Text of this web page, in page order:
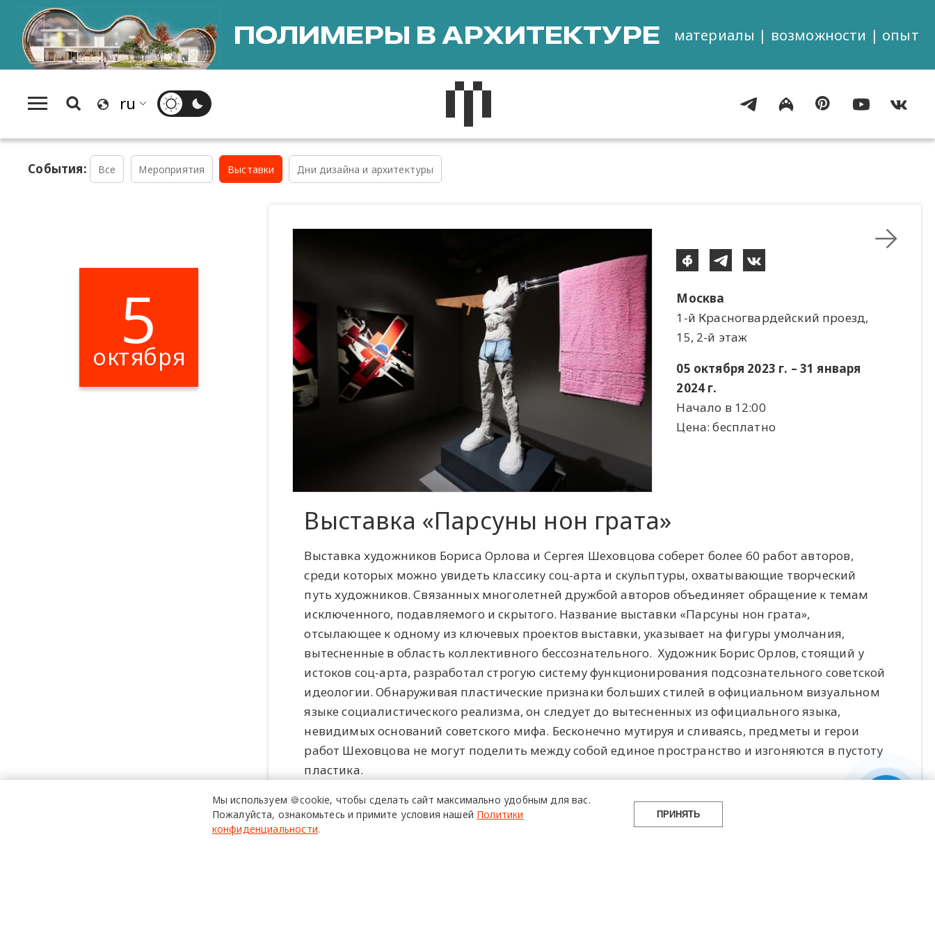
ПОЛИМЕРЫ В АРХИТЕКТУРЕ материалы | возможности | опыт
События: Все Мероприятия Выставки Дни дизайна и архитектуры
5
октября
Москва
1-й Красногвардейский проезд,
15, 2-й этаж
05 октября 2023 г. – 31 января
2024 г.
Начало в 12:00
Цена: бесплатно
Выставка «Парсуны нон грата»
Выставка художников Бориса Орлова и Сергея Шеховцова соберет более 60 работ авторов,
среди которых можно увидеть классику соц-арта и скульптуры, охватывающие творческий
путь художников. Связанных многолетней дружбой авторов объединяет обращение к темам
исключенного, подавляемого и скрытого. Название выставки «Парсуны нон грата»,
отсылающее к одному из ключевых проектов выставки, указывает на фигуры умолчания,
вытесненные в область коллективного бессознательного. Художник Борис Орлов, стоящий у
истоков соц-арта, разработал строгую систему функционирования подсознательного советской
идеологии. Обнаруживая пластические признаки больших стилей в официальном визуальном
языке социалистического реализма, он следует до вытесненных из официального языка,
невидимых оснований советского мифа. Бесконечно мутируя и сливаясь, предметы и герои
работ Шеховцова не могут поделить между собой единое пространство и изгоняются в пустоту
пластика.
ПОЙТИ
Мы используем 🍪cookie, чтобы сделать сайт максимально удобным для вас.
Пожалуйста, ознакомьтесь и примите условия нашей Политики
конфиденциальности.
ПРИНЯТЬ